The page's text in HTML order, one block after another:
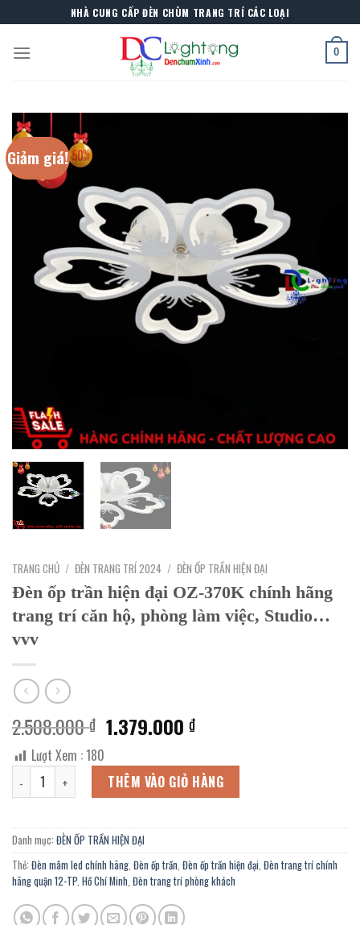
to
content
NHÀ CUNG CẤP ĐÈN CHÙM TRANG TRÍ CÁC LOẠI
0
Giảm giá!
TRANG CHỦ / ĐÈN TRANG TRÍ 2024 / ĐÈN ỐP TRẦN HIỆN ĐẠI
Đèn ốp trần hiện đại OZ-370K chính hãng
trang trí căn hộ, phòng làm việc, Studio…
vvv
2.508.000₫ Giá
gốc
là:
2.508.000 ₫.
1.379.000₫Giá
tại
là:
1.379.000 ₫.
Lượt Xem :180
Đèn ốp trần hiện đại OZ-370K chính hãng trang trí căn hộ, phòng
THÊM VÀO GIỎ HÀNG
Danh mục: ĐÈN ỐP TRẦN HIỆN ĐẠI
Thẻ: Đèn mâm led chính hãng, Đèn ốp trần, Đèn ốp trần hiện đại, Đèn trang trí chính
hãng quận 12-TP. Hồ Chí Minh, Đèn trang trí phòng khách